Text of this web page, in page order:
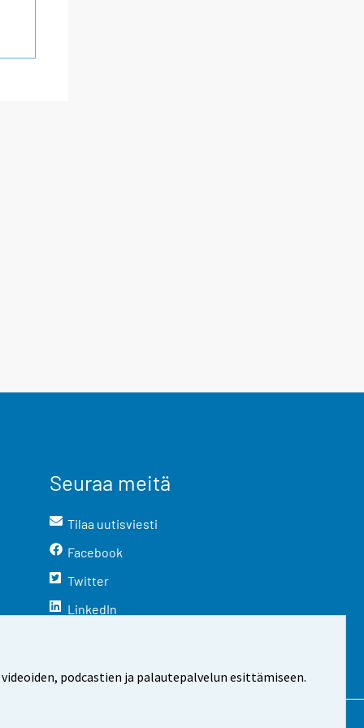
podcastien ja palautepalvelun esittämiseen.
Seuraa meitä
Tilaa uutisviesti
Facebook
Twitter
LinkedIn